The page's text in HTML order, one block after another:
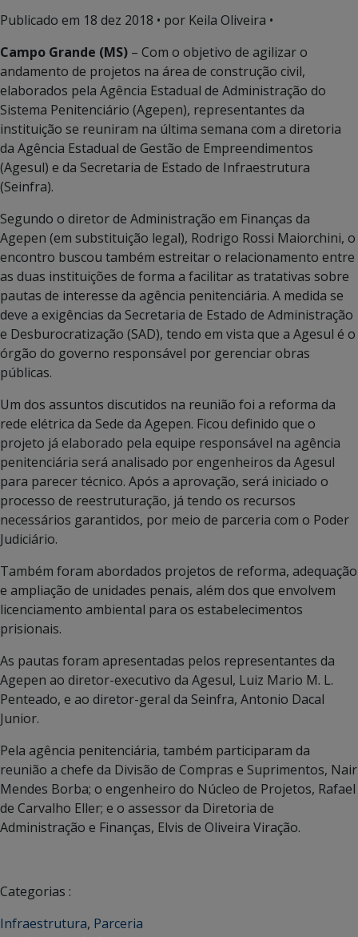
Publicado em 18 dez 2018 • por Keila Oliveira •
Campo Grande (MS) – Com o objetivo de agilizar o
andamento de projetos na área de construção civil,
elaborados pela Agência Estadual de Administração do
Sistema Penitenciário (Agepen), representantes da
instituição se reuniram na última semana com a diretoria
da Agência Estadual de Gestão de Empreendimentos
(Agesul) e da Secretaria de Estado de Infraestrutura
(Seinfra).
Segundo o diretor de Administração em Finanças da
Agepen (em substituição legal), Rodrigo Rossi Maiorchini, o
encontro buscou também estreitar o relacionamento entre
as duas instituições de forma a facilitar as tratativas sobre
pautas de interesse da agência penitenciária. A medida se
deve a exigências da Secretaria de Estado de Administração
e Desburocratização (SAD), tendo em vista que a Agesul é o
órgão do governo responsável por gerenciar obras
públicas.
Um dos assuntos discutidos na reunião foi a reforma da
rede elétrica da Sede da Agepen. Ficou definido que o
projeto já elaborado pela equipe responsável na agência
penitenciária será analisado por engenheiros da Agesul
para parecer técnico. Após a aprovação, será iniciado o
processo de reestruturação, já tendo os recursos
necessários garantidos, por meio de parceria com o Poder
Judiciário.
Também foram abordados projetos de reforma, adequação
e ampliação de unidades penais, além dos que envolvem
licenciamento ambiental para os estabelecimentos
prisionais.
As pautas foram apresentadas pelos representantes da
Agepen ao diretor-executivo da Agesul, Luiz Mario M. L.
Penteado, e ao diretor-geral da Seinfra, Antonio Dacal
Junior.
Pela agência penitenciária, também participaram da
reunião a chefe da Divisão de Compras e Suprimentos, Nair
Mendes Borba; o engenheiro do Núcleo de Projetos, Rafael
de Carvalho Eller; e o assessor da Diretoria de
Administração e Finanças, Elvis de Oliveira Viração.
Categorias :
Infraestrutura, Parceria